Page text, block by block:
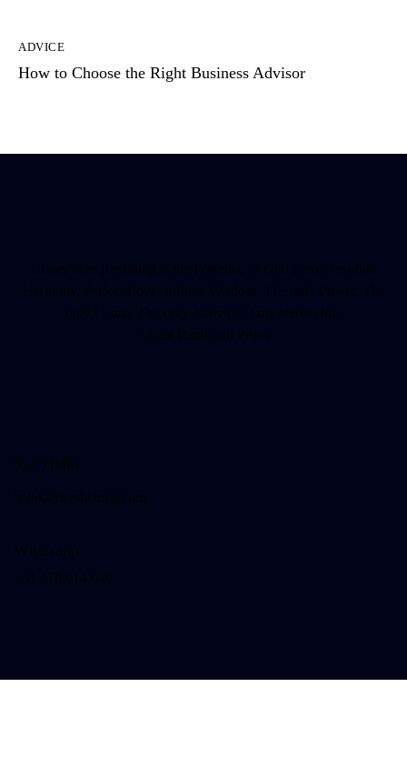
ADVICE
How to Choose the Right Business Advisor
Closer than Breathing is the Presence of God I am, Absolute
Harmony, Perfect Love, Infinite Wisdom. The only Power, The
only Cause, The only Activity of my eternal life.
~ John Randolph Prince
Say Hello
hello@rhysblanco.com
Whatsapp
+61 478 914 049